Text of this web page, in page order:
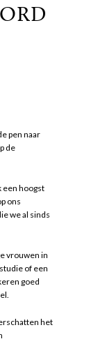
pen naar
de
een hoogst
ons
we al sinds
vrouwen in
of een
goed
het